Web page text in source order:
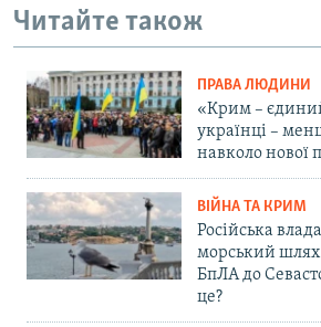
Читайте також
ПРАВА ЛЮДИНИ
«Крим –
українці –
навколо нової
ВІЙНА ТА КРИМ
Російська
морський
БпЛА до
це?